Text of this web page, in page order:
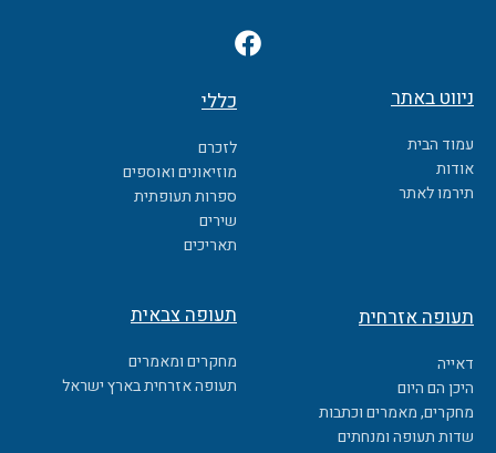
F
a
ניווט באתר
עמוד הבית
אודות
תירמו לאתר
כללי
לזכרם
מוזיאונים ואוספים
ספרות תעופתית
שירים
תאריכים
תעופה אזרחית
דאייה
היכן הם היום
מחקרים, מאמרים וכתבות
שדות תעופה ומנחתים
תעופה צבאית
מחקרים ומאמרים
תעופה אזרחית בארץ ישראל